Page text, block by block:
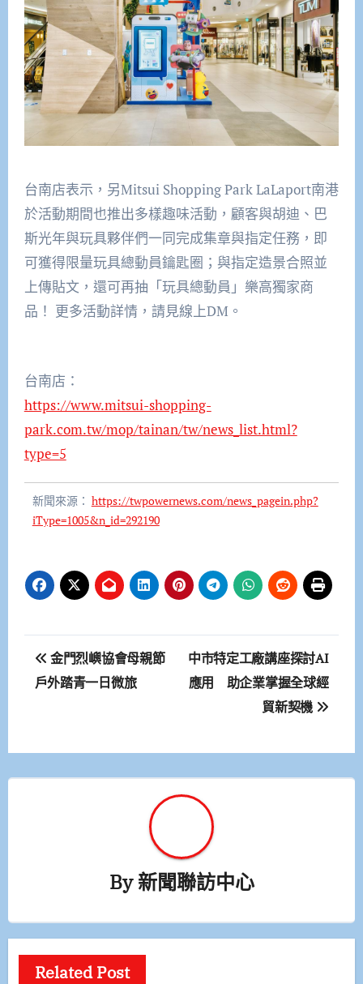
台南店表示，另Mitsui Shopping Park LaLaport南港
於活動期間也推出多樣趣味活動，顧客與胡迪、巴
斯光年與玩具夥伴們一同完成集章與指定任務，即
可獲得限量玩具總動員鑰匙圈；與指定造景合照並
上傳貼文，還可再抽「玩具總動員」樂高獨家商
品！ 更多活動詳情，請見線上DM。
台南店：
https://www.mitsui-shopping-
park.com.tw/mop/tainan/tw/news_list.html?
type=5
新聞來源： https://twpowernews.com/news_pagein.php?
iType=1005&n_id=292190
文
章
覽
金門烈嶼協會母親節
戶外踏青一日微旅
中市特定工廠講座探討AI
應用 助企業掌握全球經
貿新契機
By新聞聯訪中心
Related Post